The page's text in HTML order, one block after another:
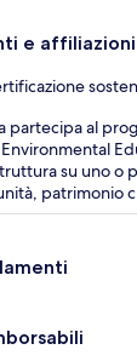
e affiliazioni
partecipa al
su uno o
patrimonio